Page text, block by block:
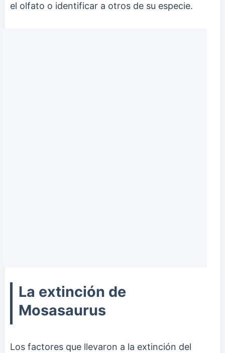
el olfato o identificar a otros de su especie.
La extinción de
Mosasaurus
Los factores que llevaron a la extinción del